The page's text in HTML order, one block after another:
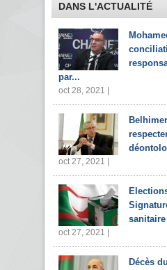
DANS L'ACTUALITÉ
par...
oct 28, 2021 |
oct 27, 2021 |
oct 27, 2021 |
Décès